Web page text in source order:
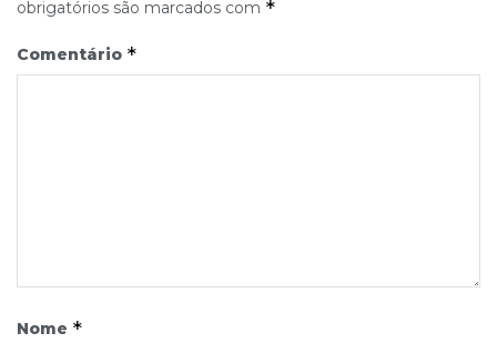
obrigatórios são marcados com *
Comentário *
Nome *